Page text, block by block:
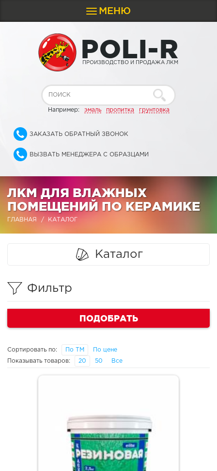
Toggle
navigation
МЕНЮ
POLI-R
ПРОИЗВОДСТВО И ПРОДАЖА ЛКМ
Например: эмаль пропитка грунтовка
ЗАКАЗАТЬ ОБРАТНЫЙ ЗВОНОК
ВЫЗВАТЬ МЕНЕДЖЕРА С ОБРАЗЦАМИ
ЛКМ ДЛЯ ВЛАЖНЫХ
ПОМЕЩЕНИЙ ПО КЕРАМИКЕ
ГЛАВНАЯ КАТАЛОГ
Каталог
Фильтр
ПОДОБРАТЬ
Сортировать по: По ТМ По цене
Показывать товаров: 20 50 Все